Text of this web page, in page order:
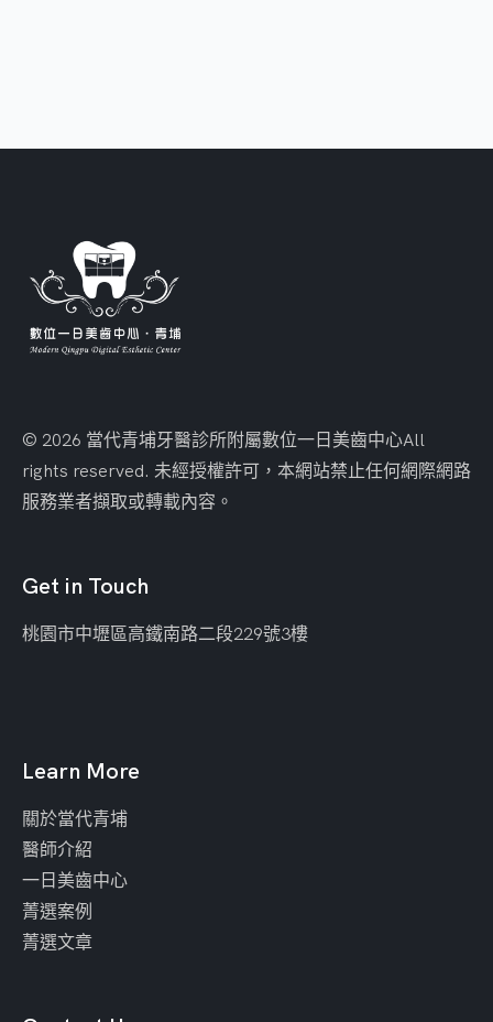
© 2026 當代青埔牙醫診所附屬數位一日美齒中心All
rights reserved. 未經授權許可，本網站禁止任何網際網路
服務業者擷取或轉載內容。
Get in Touch
桃園市中壢區高鐵南路二段229號3樓
Learn More
關於當代青埔
醫師介紹
一日美齒中心
菁選案例
菁選文章